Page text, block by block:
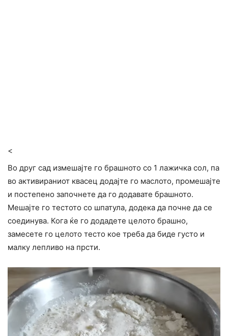
<
Во друг сад измешајте го брашното со 1 лажичка сол, па
во активираниот квасец додајте го маслото, промешајте
и постепено започнете да го додавате брашното.
Мешајте го тестото со шпатула, додека да почне да се
соединува. Кога ќе го додадете целото брашно,
замесете го целото тесто кое треба да биде густо и
малку лепливо на прсти.